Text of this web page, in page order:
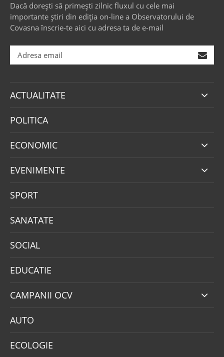
Dacă dorești să primești zilnic fluxul cu cele mai
importante știri din ediția on-line a Observatorului de
Covasna înscrie-te aici cu adresa ta de e-mail
ACTUALITATE
POLITICA
ECONOMIC
EVENIMENTE
SPORT
SANATATE
SOCIAL
EDUCATIE
CAMPANII OCV
AUTO
ECOLOGIE